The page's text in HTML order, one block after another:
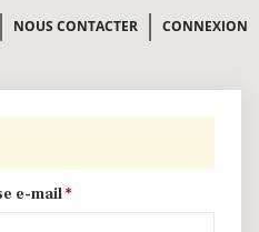
NOUS CONTACTER CONNEXION
e-mail*